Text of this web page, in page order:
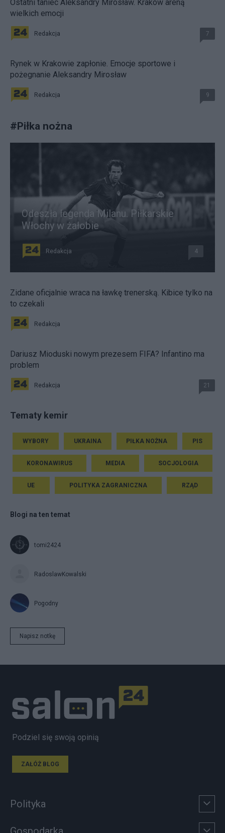
Ostatni taniec Aleksandry Mirosław. Kraków areną
wielkich emocji
Redakcja 7
Rynek w Krakowie zapłonie. Emocje sportowe i
pożegnanie Aleksandry Mirosław
Redakcja 9
#Piłka nożna
Odeszła legenda Milanu. Piłkarskie
Włochy w żałobie
Redakcja 4
Zidane oficjalnie wraca na ławkę trenerską. Kibice tylko na
to czekali
Redakcja
Dariusz Mioduski nowym prezesem FIFA? Infantino ma
problem
Redakcja 21
Tematy kemir
WYBORY UKRAINA PIŁKA NOŻNA PIS
KORONAWIRUS MEDIA SOCJOLOGIA
UE POLITYKA ZAGRANICZNA RZĄD
Blogi na ten temat
tomi2424
RadoslawKowalski
Pogodny
Napisz notkę
Podziel się swoją opinią
ZAŁÓŻ BLOG
Polityka